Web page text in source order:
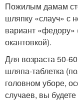
Пожилым дамам
шляпку «слауч» с
вариант «федору»
окантовкой).
Для возраста 50-
шляпа-таблетка
головном уборе,
случаев, вы